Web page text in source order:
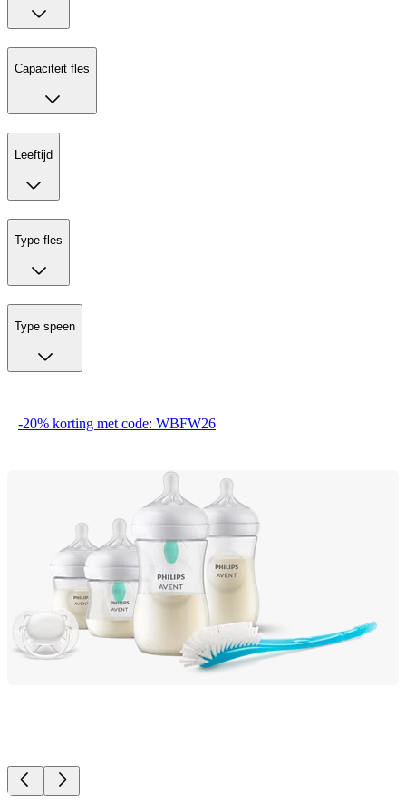
Capaciteit fles
Leeftijd
Type fles
Type speen
-20% korting met code: WBFW26